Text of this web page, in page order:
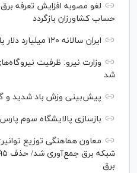
لغو مصوبه افزایش تعرفه
حساب کشاورزان بازگردد
ایران سالانه ۱۲۰ میلیارد دلار یارانه انرژی می‌دهد
شد
پیش‌بینی وزش باد شدید و
بازسازی پالایشگاه سوم
برق